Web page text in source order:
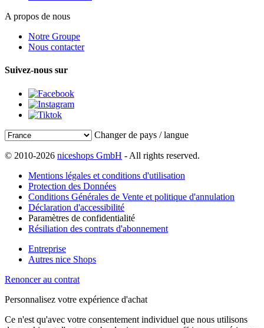
A propos de nous
Notre Groupe
Nous contacter
Suivez-nous sur
Changer de pays / langue
© 2010-2026 niceshops GmbH - All rights reserved.
Mentions légales et conditions d'utilisation
Protection des Données
Conditions Générales de Vente et politique d'annulation
Déclaration d'accessibilité
Paramètres de confidentialité
Résiliation des contrats d'abonnement
Entreprise
Autres nice Shops
Renoncer au contrat
Personnalisez votre expérience d'achat
Ce n'est qu'avec votre consentement individuel que nous utilisons